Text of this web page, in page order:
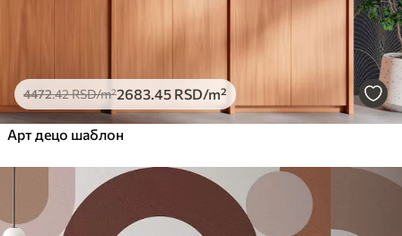
4472.42RSD/m²2683.45 RSD/m²
Арт децо шаблон